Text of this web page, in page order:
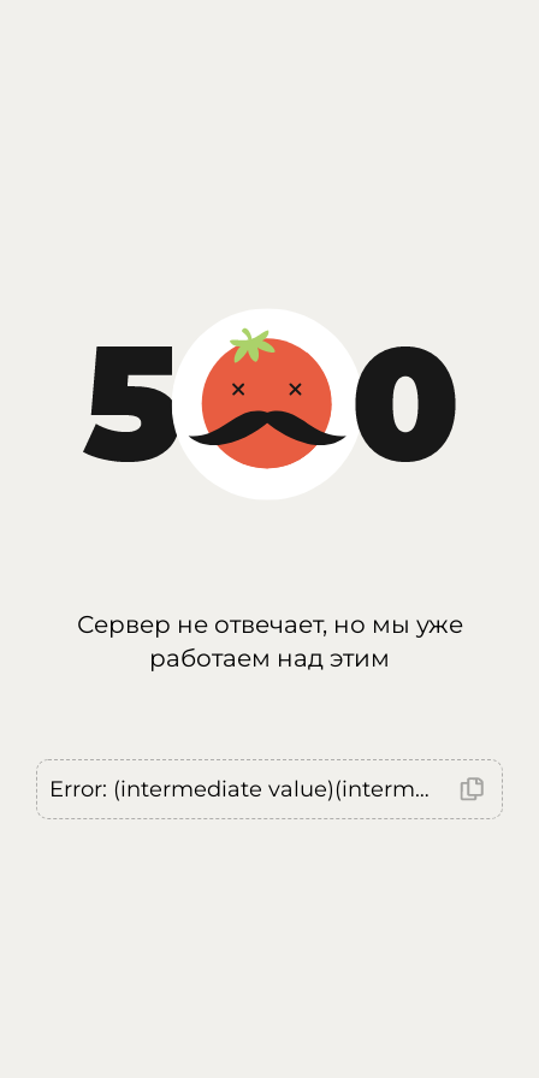
Сервер не отвечает, но мы уже
работаем над этим
Error: (intermediate value)(intermediate value)(intermediate value).replaceAll is not a function